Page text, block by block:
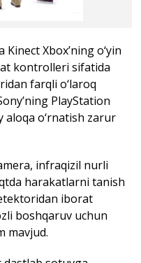
Kinect Xbox’ning o‘yin
kontrolleri sifatida
farqli o‘laroq
PlayStation
o‘rnatish zarur
infraqizil nurli
harakatlarni tanish
iborat
boshqaruv uchun
mavjud.